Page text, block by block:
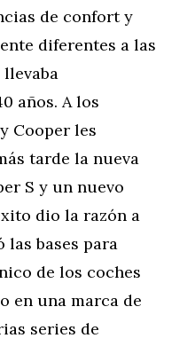
de confort y
diferentes a las
llevaba
años. A los
Cooper les
tarde la nueva
S y un nuevo
dio la razón a
las bases para
de los coches
en una marca de
series de